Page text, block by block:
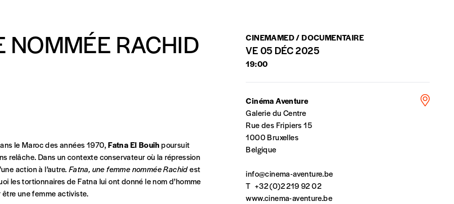
NOMMÉE RACHID
indicatif. De cette manière, vous soutenez le travail de l’équipe de rédaction selon vos moyens et vos motivations.
au numéro.
avec en communication le numéro de la commande renseigné dans le mail de confirmation et
moment, même après avoir reçu plusieurs numéros. Ce paiement n’est pas indispensable. Il marque votre volonté de
le Maroc des années 1970,Fatna El Bouihpoursuit
relâche. Dans un contexte conservateur où la répression
action à l’autre. Fatna, une femme nommée Rachidest
les tortionnaires de Fatna lui ont donné le nom d’homme
être une femme activiste.
CINEMAMED / DOCUMENTAIRE
VE 05 DÉC 2025
19:00
Cinéma Aventure
Galerie du Centre
Rue des Fripiers 15
1000 Bruxelles
Belgique
info@cinema-aventure.be
T +32 (0)2 219 92 02
www.cinema-aventure.be